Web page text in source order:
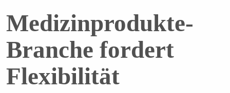
Medizinprodukte-
Branche fordert
Flexibilität